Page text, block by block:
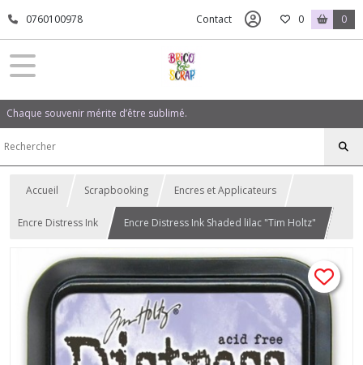
0760100978 Contact 0 0
Chaque souvenir mérite d’être sublimé.
Accueil Scrapbooking Encres et Applicateurs
Encre Distress Ink Encre Distress Ink Shaded lilac "Tim Holtz"